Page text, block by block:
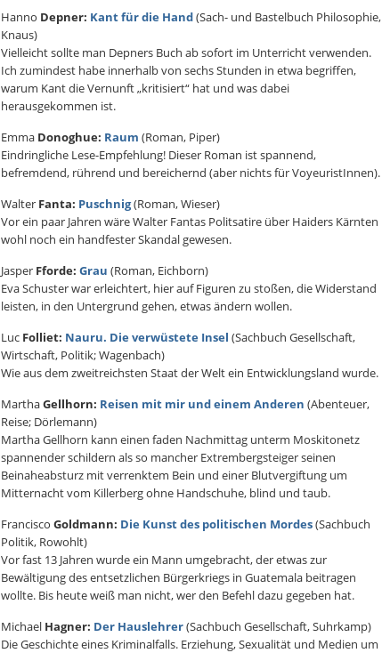
Hanno Depner: Kant für die Hand(Sach- und Bastelbuch Philosophie,
Knaus)
Vielleicht sollte man Depners Buch ab sofort im Unterricht verwenden.
Ich zumindest habe innerhalb von sechs Stunden in etwa begriffen,
warum Kant die Vernunft „kritisiert“ hat und was dabei
herausgekommen ist.
Emma Donoghue: Raum (Roman, Piper)
Eindringliche Lese-Empfehlung! Dieser Roman ist spannend,
befremdend, rührend und bereichernd (aber nichts für VoyeuristInnen).
Walter Fanta: Puschnig(Roman, Wieser)
Vor ein paar Jahren wäre Walter Fantas Politsatire über Haiders Kärnten
wohl noch ein handfester Skandal gewesen.
Jasper Fforde: Grau (Roman, Eichborn)
Eva Schuster war erleichtert, hier auf Figuren zu stoßen, die Widerstand
leisten, in den Untergrund gehen, etwas ändern wollen.
Luc Folliet: Nauru. Die verwüstete Insel (Sachbuch Gesellschaft,
Wirtschaft, Politik; Wagenbach)
Wie aus dem zweitreichsten Staat der Welt ein Entwicklungsland wurde.
MarthaGellhorn: Reisen mit mir und einem Anderen (Abenteuer,
Reise; Dörlemann)
Martha Gellhorn kann einen faden Nachmittag unterm Moskitonetz
spannender schildern als so mancher Extrembergsteiger seinen
Beinaheabsturz mit verrenktem Bein und einer Blutvergiftung um
Mitternacht vom Killerberg ohne Handschuhe, blind und taub.
Francisco Goldmann: Die Kunst des politischen Mordes(Sachbuch
Politik, Rowohlt)
Vor fast 13 Jahren wurde ein Mann umgebracht, der etwas zur
Bewältigung des entsetzlichen Bürgerkriegs in Guatemala beitragen
wollte. Bis heute weiß man nicht, wer den Befehl dazu gegeben hat.
Michael Hagner: Der Hauslehrer(Sachbuch Gesellschaft, Suhrkamp)
Die Geschichte eines Kriminalfalls. Erziehung, Sexualität und Medien um